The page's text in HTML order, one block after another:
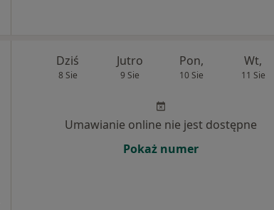
Dziś
8 Sie
Jutro
9 Sie
Pon,
10 Sie
Wt,
11 Sie
Umawianie online nie jest dostępne
Pokaż numer